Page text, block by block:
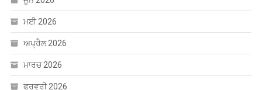
ਮਈ 2026
ਅਪ੍ਰੈਲ 2026
ਮਾਰਚ 2026
ਫਰਵਰੀ 2026